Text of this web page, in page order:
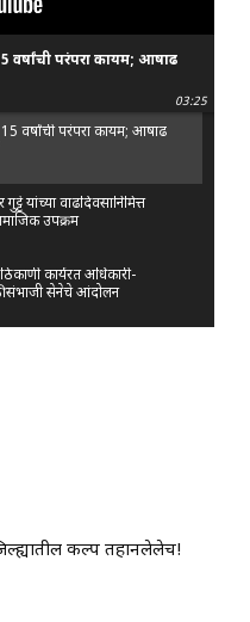
वर्षांची परंपरा कायम; आषाढ
03:25
वर्षांची परंपरा कायम; आषाढ
यांच्या वाढदिवसानिमित्त
उपक्रम
कार्यरत अधिकारी-
संभाजी सेनेचे आंदोलन
राऊत यांच्या प्रतिमेला
सिमेंट रस्त्याला मोठ्या
प्रकल्प तहानलेलेच!